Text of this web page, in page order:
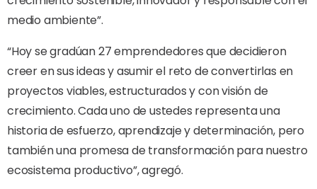
medio ambiente”.
“Hoy se gradúan 27 emprendedores que decidieron
creer en sus ideas y asumir el reto de convertirlas en
proyectos viables, estructurados y con visión de
crecimiento. Cada uno de ustedes representa una
historia de esfuerzo, aprendizaje y determinación, pero
también una promesa de transformación para nuestro
ecosistema productivo”, agregó.